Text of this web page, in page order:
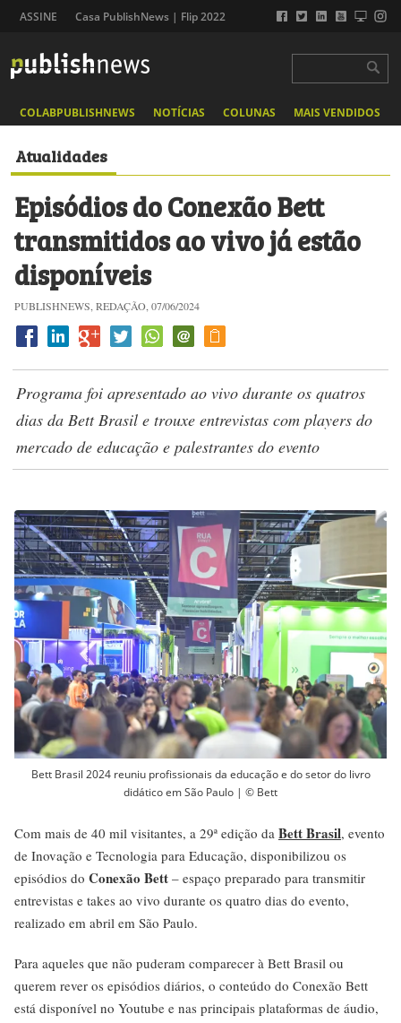
ASSINE Casa PublishNews | Flip 2022
COLABPUBLISHNEWS NOTÍCIAS COLUNAS MAIS VENDIDOS
Atualidades
Episódios do Conexão Bett
transmitidos ao vivo já estão
disponíveis
PUBLISHNEWS, REDAÇÃO, 07/06/2024
Programa foi apresentado ao vivo durante os quatros
dias da Bett Brasil e trouxe entrevistas com players do
mercado de educação e palestrantes do evento
Bett Brasil 2024 reuniu profissionais da educação e do setor do livro
didático em São Paulo | © Bett
Com mais de 40 mil visitantes, a 29ª edição da Bett Brasil, evento
de Inovação e Tecnologia para Educação, disponibilizou os
episódios do Conexão Bett – espaço preparado para transmitir
entrevistas e takes ao vivo durante os quatro dias do evento,
realizado em abril em São Paulo.
Para aqueles que não puderam comparecer à Bett Brasil ou
querem rever os episódios diários, o conteúdo do Conexão Bett
está disponível no Youtube e nas principais plataformas de áudio,